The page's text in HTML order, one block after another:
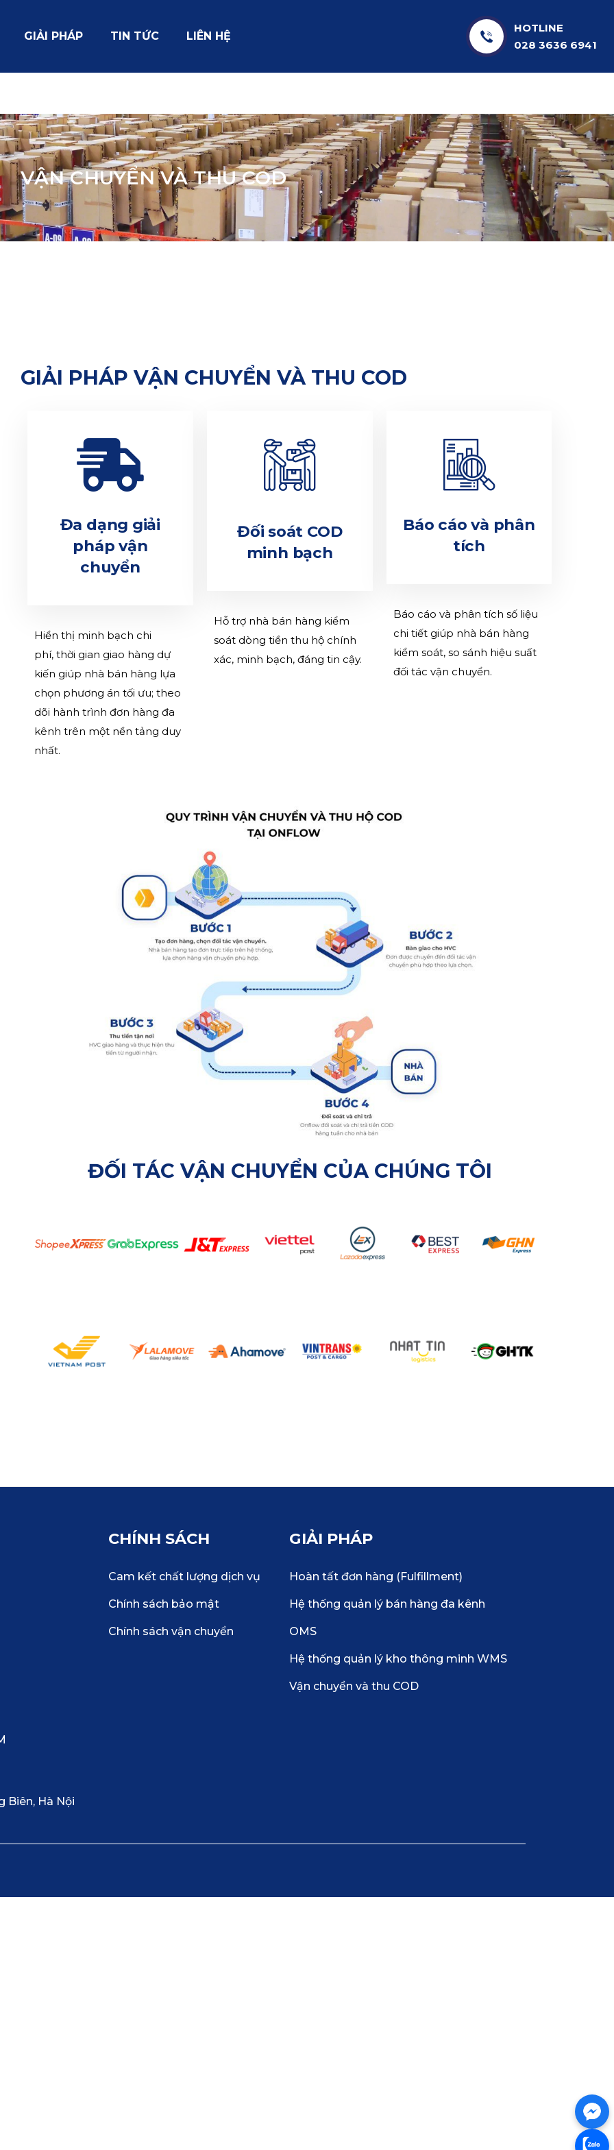
GIẢI PHÁP TIN TỨC LIÊN HỆ
HOTLINE
028 3636 6941
VẬN CHUYỂN VÀ THU COD
GIẢI PHÁP VẬN CHUYỂN VÀ THU COD
Đa dạng giải
pháp vận
chuyển
Hiển thị minh bạch chi
phí, thời gian giao hàng dự
kiến giúp nhà bán hàng lựa
chọn phương án tối ưu; theo
dõi hành trình đơn hàng đa
kênh trên một nền tảng duy
nhất.
Đối soát COD
minh bạch
Hỗ trợ nhà bán hàng kiểm
soát dòng tiền thu hộ chính
xác, minh bạch, đáng tin cậy.
Báo cáo và phân
tích
Báo cáo và phân tích số liệu
chi tiết giúp nhà bán hàng
kiểm soát, so sánh hiệu suất
đối tác vận chuyển.
ĐỐI TÁC VẬN CHUYỂN CỦA CHÚNG TÔI
Biên, Hà Nội
CHÍNH SÁCH
Cam kết chất lượng dịch vụ
Chính sách bảo mật
Chính sách vận chuyển
GIẢI PHÁP
Hoàn tất đơn hàng (Fulfillment)
Hệ thống quản lý bán hàng đa kênh
OMS
Hệ thống quản lý kho thông minh WMS
Vận chuyển và thu COD